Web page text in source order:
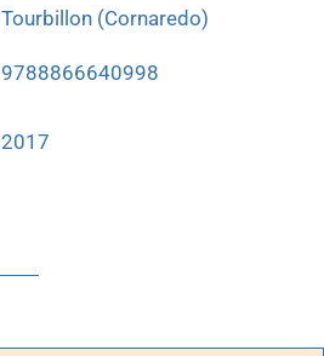
Tourbillon (Cornaredo)
9788866640998
2017